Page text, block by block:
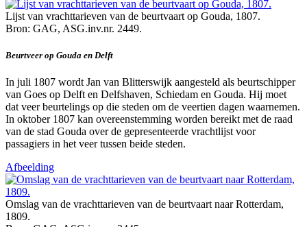
Lijst van vrachttarieven van de beurtvaart op Gouda, 1807.
Bron: GAG, ASG.inv.nr. 2449.
Beurtveer op Gouda en Delft
In juli 1807 wordt Jan van Blitterswijk aangesteld als beurtschipper
van Goes op Delft en Delfshaven, Schiedam en Gouda. Hij moet
dat veer beurtelings op die steden om de veertien dagen waarnemen.
In oktober 1807 kan overeenstemming worden bereikt met de raad
van de stad Gouda over de gepresenteerde vrachtlijst voor
passagiers in het veer tussen beide steden.
Afbeelding
Omslag van de vrachttarieven van de beurtvaart naar Rotterdam,
1809.